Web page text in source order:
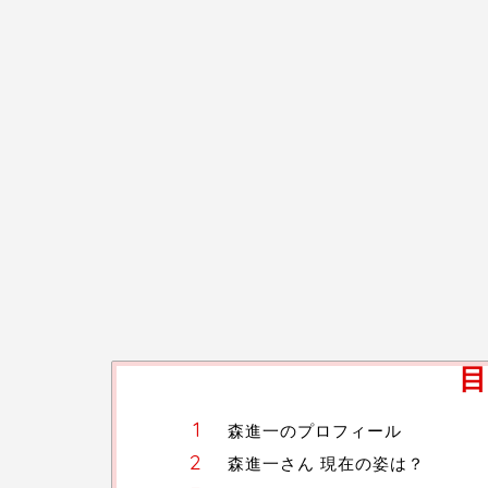
森進一のプロフィール
森進一さん 現在の姿は？